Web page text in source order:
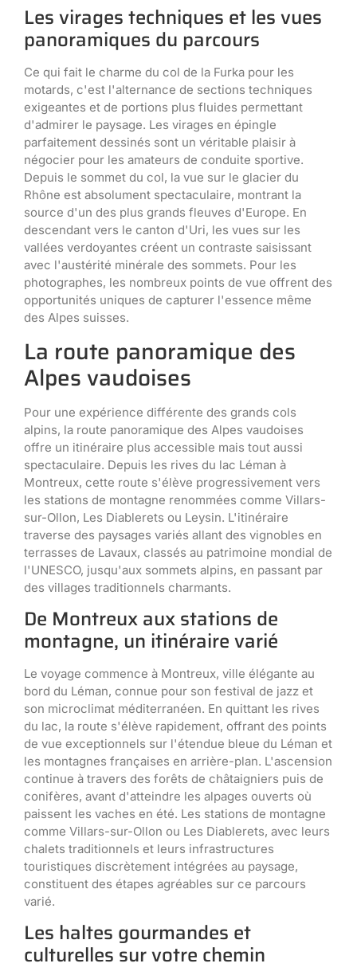
Les virages techniques et les vues
panoramiques du parcours
Ce qui fait le charme du col de la Furka pour les
motards, c'est l'alternance de sections techniques
exigeantes et de portions plus fluides permettant
d'admirer le paysage. Les virages en épingle
parfaitement dessinés sont un véritable plaisir à
négocier pour les amateurs de conduite sportive.
Depuis le sommet du col, la vue sur le glacier du
Rhône est absolument spectaculaire, montrant la
source d'un des plus grands fleuves d'Europe. En
descendant vers le canton d'Uri, les vues sur les
vallées verdoyantes créent un contraste saisissant
avec l'austérité minérale des sommets. Pour les
photographes, les nombreux points de vue offrent des
opportunités uniques de capturer l'essence même
des Alpes suisses.
La route panoramique des
Alpes vaudoises
Pour une expérience différente des grands cols
alpins, la route panoramique des Alpes vaudoises
offre un itinéraire plus accessible mais tout aussi
spectaculaire. Depuis les rives du lac Léman à
Montreux, cette route s'élève progressivement vers
les stations de montagne renommées comme Villars-
sur-Ollon, Les Diablerets ou Leysin. L'itinéraire
traverse des paysages variés allant des vignobles en
terrasses de Lavaux, classés au patrimoine mondial de
l'UNESCO, jusqu'aux sommets alpins, en passant par
des villages traditionnels charmants.
De Montreux aux stations de
montagne, un itinéraire varié
Le voyage commence à Montreux, ville élégante au
bord du Léman, connue pour son festival de jazz et
son microclimat méditerranéen. En quittant les rives
du lac, la route s'élève rapidement, offrant des points
de vue exceptionnels sur l'étendue bleue du Léman et
les montagnes françaises en arrière-plan. L'ascension
continue à travers des forêts de châtaigniers puis de
conifères, avant d'atteindre les alpages ouverts où
paissent les vaches en été. Les stations de montagne
comme Villars-sur-Ollon ou Les Diablerets, avec leurs
chalets traditionnels et leurs infrastructures
touristiques discrètement intégrées au paysage,
constituent des étapes agréables sur ce parcours
varié.
Les haltes gourmandes et
culturelles sur votre chemin